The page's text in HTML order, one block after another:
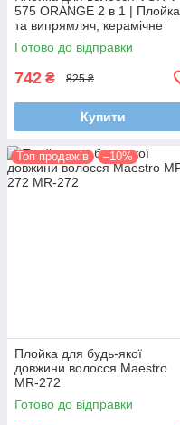
575 ORANGE 2 в 1 | Плойка
та випрямляч, керамічне
покриття, 100–210°C, PTC
Готово до відправки
742 ₴ 825 ₴
Купити
Топ продажів –10%
Плойка для будь-якої
довжини волосся Maestro
MR-272
Готово до відправки